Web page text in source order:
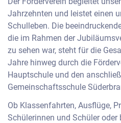
Jahrzehnten und leistet einen
Schulleben. Die
die im Rahmen der
zu sehen war, steht für die
Jahre hinweg durch die
Hauptschule und den
Gemeinschaftsschule
Ob Klassenfahrten, Ausflüge,
Schülerinnen und Schüler